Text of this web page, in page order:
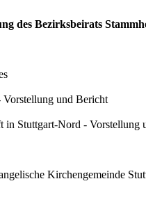
des Bezirksbeirats
und Bericht
in Stuttgart-Nord - Vorstellung
Kirchengemeinde